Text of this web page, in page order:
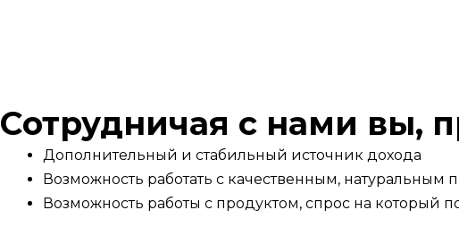
Сотрудничая с нами вы,
Дополнительный и стабильный источник дохода
Возможность работать с качественным, натуральным
Возможность работы с продуктом, спрос на который